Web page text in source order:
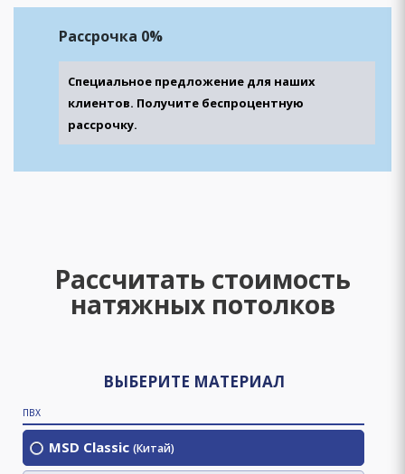
Рассрочка 0%
Специальное предложение для наших
клиентов. Получите беспроцентную
рассрочку.
Рассчитать стоимость
натяжных потолков
ВЫБЕРИТЕ МАТЕРИАЛ
ПВХ
MSD Classic (Китай)